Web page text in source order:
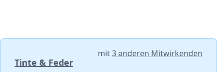
Tinte & Feder
mit3 anderen Mitwirkenden